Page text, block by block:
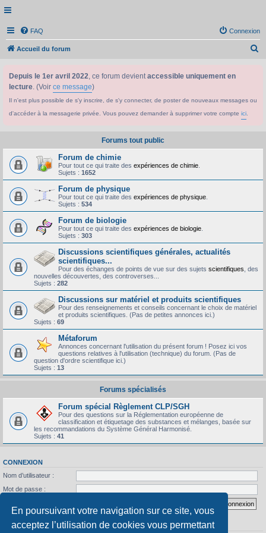
En poursuivant votre navigation sur ce site, vous
acceptez l’utilisation de cookies vous permettant
FAQ Connexion
Accueil du forum
h
Depuis le 1er avril 2022, ce forum devientaccessible uniquement en
lecture. (Voir ce message)
Il n'est plus possible de s'y inscrire, de s'y connecter, de poster de nouveaux messages ou
d'accéder à la messagerie privée. Vous pouvez demander à supprimer votre compte ici
Forums tout public
Forum de chimie
Pour tout ce qui traite des expériences de chimie
Sujets : 1652
Forum de physique
Pour tout ce qui traite des expériences de physique
Sujets : 534
Forum de biologie
Pour tout ce qui traite des expériences de biologie
Sujets : 303
Discussions scientifiques générales, actualités
scientifiques...
Pour des échanges de points de vue sur des sujets scientifiques , des
nouvelles découvertes, des controverses...
Sujets : 282
Discussions sur matériel et produits scientifiques
Pour des renseignements et conseils concernant le choix de matériel
et produits scientifiques. (Pas de petites annonces ici.)
Sujets : 69
Métaforum
Annonces concernant l'utilisation du présent forum ! Posez ici vos
questions relatives à l'utilisation (technique) du forum. (Pas de
question d'ordre scientifique ici.)
Sujets : 13
Forums spécialisés
Forum spécial Règlement CLP/SGH
Pour des questions sur la Réglementation européenne de
classification et étiquetage des substances et mélanges, basée sur
les recommandations du Système Général Harmonisé.
Sujets : 41
CONNEXION
Nom d’utilisateur :
Mot de passe :
STATISTIQUES